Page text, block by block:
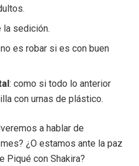
la sedición.
es robar si es con buen
: como si todo lo anterior
con urnas de plástico.
a hablar de
¿O estamos ante la paz
Piqué con Shakira?